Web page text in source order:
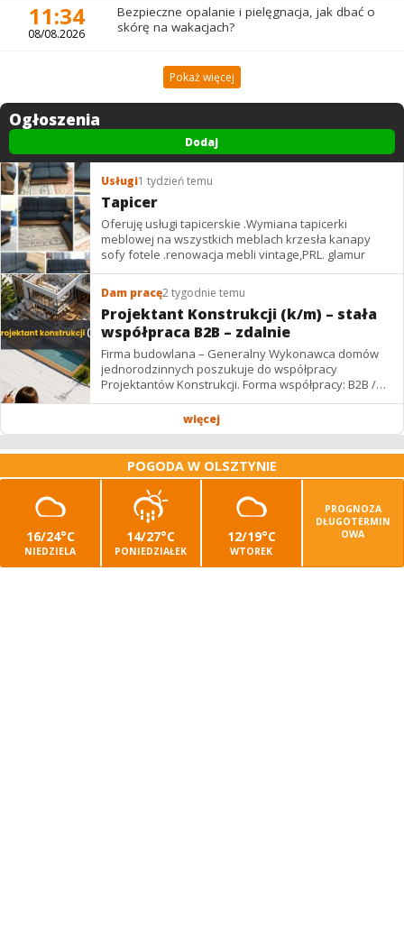
11:34
08/08.2026
Bezpieczne opalanie i pielęgnacja, jak dbać o
skórę na wakacjach?
Pokaż więcej
Ogłoszenia
Dodaj
Usługi1 tydzień temu
Tapicer
Oferuję usługi tapicerskie .Wymiana tapicerki
meblowej na wszystkich meblach krzesła kanapy
sofy fotele .renowacja mebli vintage,PRL. glamur
Dam pracę2 tygodnie temu
Projektant Konstrukcji (k/m) – stała
współpraca B2B – zdalnie
Firma budowlana – Generalny Wykonawca domów
jednorodzinnych poszukuje do współpracy
Projektantów Konstrukcji. Forma współpracy: B2B /
podwykonawstwo – zdalnie. Wynagrodzenie: ✔
więcej
POGODA W OLSZTYNIE
16/24°C
NIEDZIELA
14/27°C
PONIEDZIAŁEK
12/19°C
WTOREK
PROGNOZA
DŁUGOTERMIN
OWA